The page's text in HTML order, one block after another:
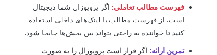
فهرست مطالب تعاملی:اگر پروپوزال شما دیجیتال
است، از فهرست مطالب با لینک‌های داخلی استفاده
کنید تا خواننده به راحتی بتواند بین بخش‌ها جابجا شود.
تمرین ارائه: اگر قرار است پروپوزال را به صورت